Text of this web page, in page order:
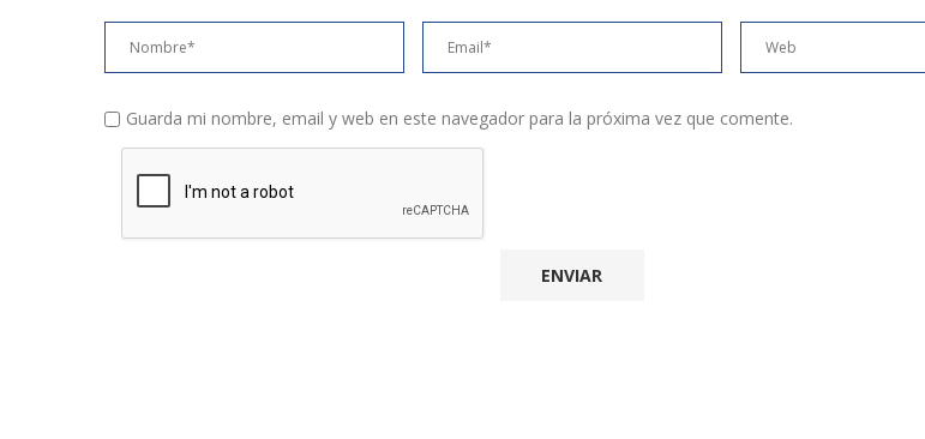
Guarda mi nombre, email y web en este navegador para la próxima vez que comente.